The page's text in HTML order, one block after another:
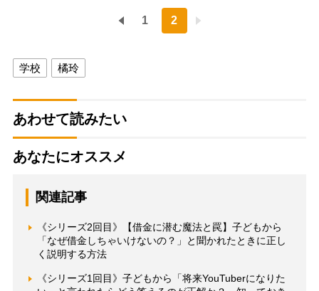
1 2
学校 橘玲
あわせて読みたい
あなたにオススメ
関連記事
《シリーズ2回目》【借金に潜む魔法と罠】子どもから
「なぜ借金しちゃいけないの？」と聞かれたときに正し
く説明する方法
《シリーズ1回目》子どもから「将来YouTuberになりた